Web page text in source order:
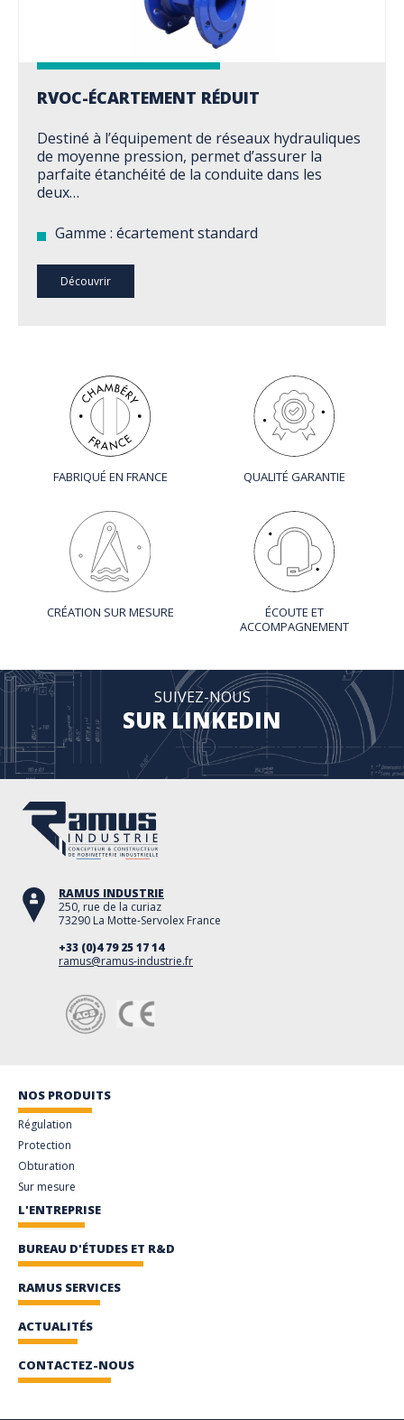
RVOC-ÉCARTEMENT RÉDUIT
Destiné à l’équipement de réseaux hydrauliques
de moyenne pression, permet d’assurer la
parfaite étanchéité de la conduite dans les
deux…
Gamme : écartement standard
Découvrir
FABRIQUÉ EN FRANCE QUALITÉ GARANTIE
CRÉATION SUR MESURE
ÉCOUTE ET
ACCOMPAGNEMENT
SUIVEZ-NOUS
SUR LINKEDIN
RAMUS INDUSTRIE
250, rue de la curiaz
73290 La Motte-Servolex France
+33 (0)4 79 25 17 14
ramus@ramus-industrie.fr
NOS PRODUITS
Régulation
Protection
Obturation
Sur mesure
L'ENTREPRISE
BUREAU D'ÉTUDES ET R&D
RAMUS SERVICES
ACTUALITÉS
CONTACTEZ-NOUS